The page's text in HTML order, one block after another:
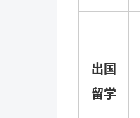
出国
留学